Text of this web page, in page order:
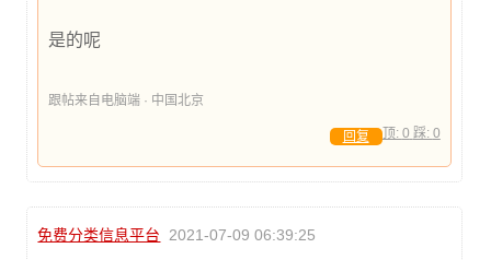
是的呢
跟帖来自电脑端 · 中国北京
顶: 0 踩: 0
回复
免费分类信息平台 2021-07-09 06:39:25